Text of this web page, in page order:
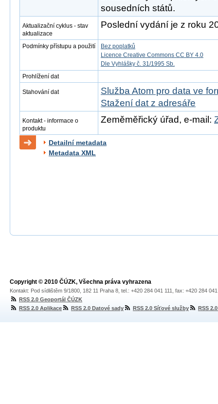
sousedních států.
Aktualizační cyklus - stav
aktualizace
Poslední vydání je z roku
Podmínky přístupu a použití
Bez poplatků
Licence Creative Commons CC BY 4.0
Dle Vyhlášky č. 31/1995 Sb.
Prohlížení dat
Stahování dat
Služba Atom pro data ve
Stažení dat z adresáře
Kontakt - informace o
produktu
Zeměměřický úřad, e-mail:
Detailní metadata
Metadata XML
Copyright © 2010 ČÚZK, Všechna práva vyhrazena
Kontakt: Pod sídlištěm 9/1800, 182 11 Praha 8, tel.: +420 284 041 111, fax: +420 284
RSS 2.0 Geoportál ČÚZK
RSS 2.0 Aplikace
RSS 2.0 Datové sady RSS 2.0 Síťové služby RSS